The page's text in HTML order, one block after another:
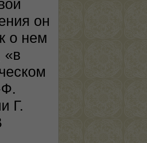
он
о нем
«в
Г.